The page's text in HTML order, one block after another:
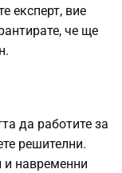
експерт, вие
че ще
да работите за
решителни.
и навременни